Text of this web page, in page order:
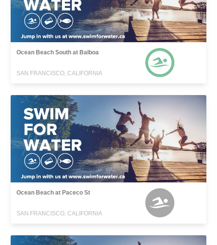
Ocean Beach South at Balboa
SAN FRANCISCO, CALIFORNIA
Ocean Beach at Paceco St
SAN FRANCISCO, CALIFORNIA